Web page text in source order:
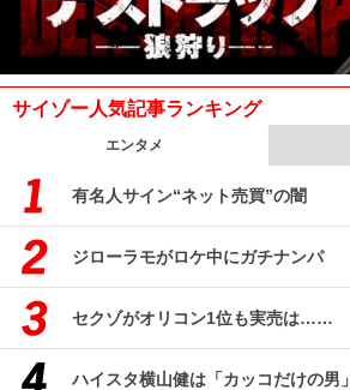
サイゾー人気記事ランキング
エンタメ
有名人サイン“ネット売買”の闇
ジローラモがロケ中にガチナンパ
セクゾがオリコン1位も実売は……
ハイスタ横山健は「カッコだけの男」